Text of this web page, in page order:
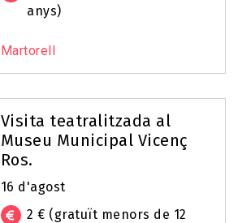
anys)
Martorell
Visita teatralitzada al
Museu Municipal Vicenç
Ros.
16 d'agost
2 € (gratuït menors de 12